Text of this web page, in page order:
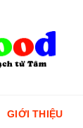
GIỚI THIỆU